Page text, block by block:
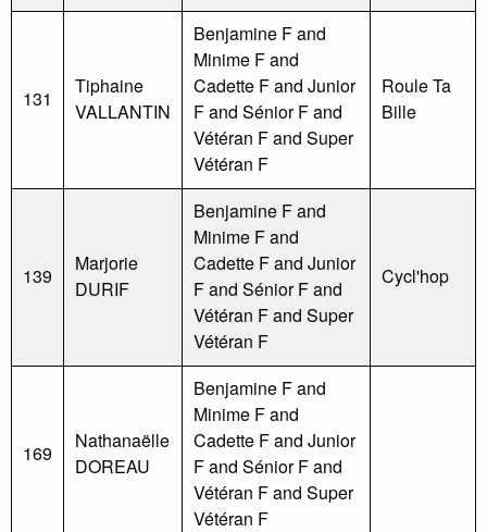
131
Tiphaine
VALLANTIN
Benjamine F and
Minime F and
Cadette F and Junior
F and Sénior F and
Vétéran F and Super
Vétéran F
Roule Ta
Bille
139
Marjorie
DURIF
Benjamine F and
Minime F and
Cadette F and Junior
F and Sénior F and
Vétéran F and Super
Vétéran F
Cycl'hop
169
Nathanaëlle
DOREAU
Benjamine F and
Minime F and
Cadette F and Junior
F and Sénior F and
Vétéran F and Super
Vétéran F